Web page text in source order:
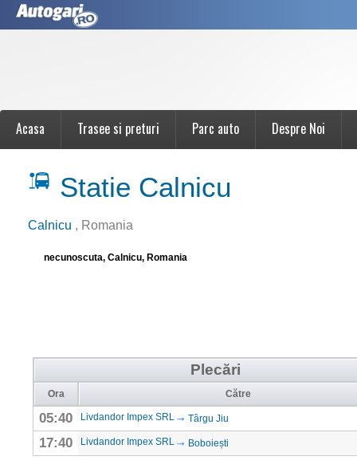
Acasa Trasee si preturi Parc auto Despre Noi
Statie Calnicu
Calnicu , Romania
necunoscuta, Calnicu, Romania
Plecări
Ora Către
05:40 Livdandor Impex SRL Târgu Jiu
17:40 Livdandor Impex SRL Boboiești